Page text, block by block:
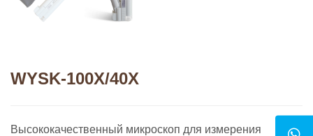
WYSK-100X/40X
Высококачественный микроскоп для измерения